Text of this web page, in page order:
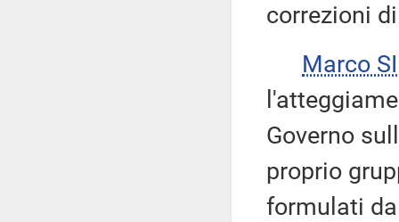
correzioni
Marco
Governo
proprio
formulati